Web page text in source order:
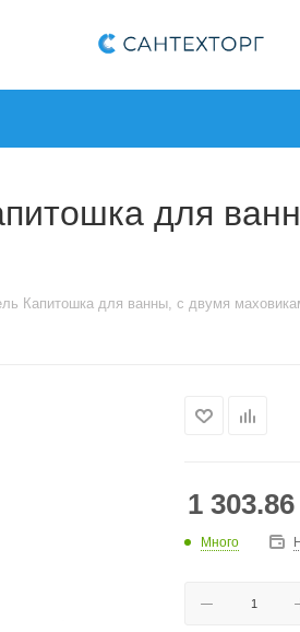
для
Капитошка для ванны, с двумя
1 303.86
Много